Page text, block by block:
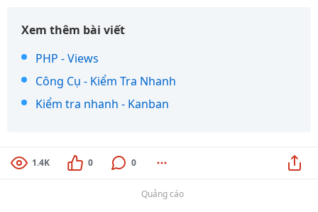
Xem thêm bài viết
PHP - Views
Công Cụ - Kiểm Tra Nhanh
Kiểm tra nhanh - Kanban
1.4K 0 0
Quảng cáo